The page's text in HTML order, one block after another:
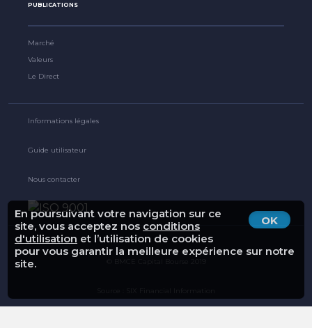
OK
En poursuivant votre navigation sur ce
site, vous acceptez nos conditions
d'utilisation et l’utilisation de cookies
pour vous garantir la meilleure expérience sur notre
site.
PUBLICATIONS
Marché
Valeurs
Le Direct
Informations légales
Guide utilisateur
Nous contacter